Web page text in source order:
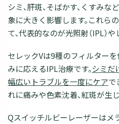
シミ、肝斑、そばかす、くすみ
象に大きく影響します。これら
て、代表的なのが光照射（IPL）
セレックVは9種のフィルター
みに応えるIPL治療です。シミだ
幅広いトラブルを一度にケアで
れに痛みや色素沈着、紅斑が生じ
Qスイッチルビーレーザーはメ